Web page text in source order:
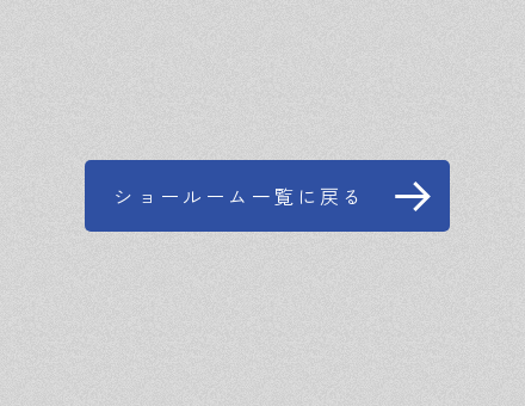
ショールーム一覧に戻る